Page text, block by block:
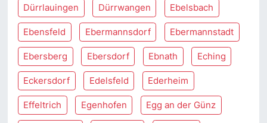
Dürrlauingen Dürrwangen Ebelsbach
Ebensfeld Ebermannsdorf Ebermannstadt
Ebersberg Ebersdorf Ebnath Eching
Eckersdorf Edelsfeld Ederheim
Effeltrich Egenhofen Egg an der Günz